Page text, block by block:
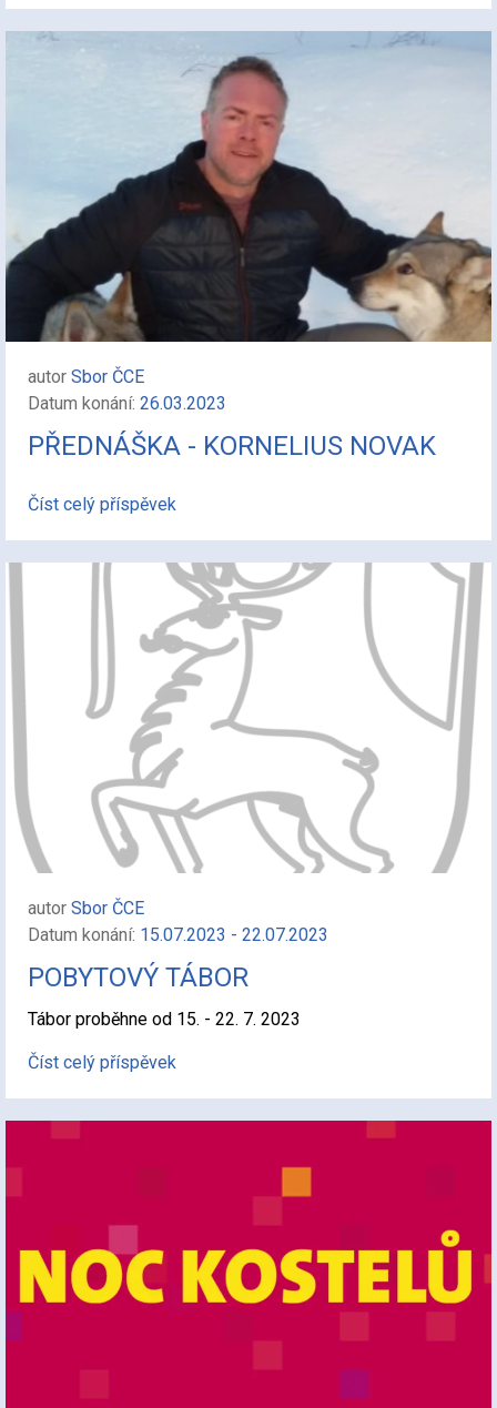
autor Sbor ČCE
Datum konání: 26.03.2023
PŘEDNÁŠKA - KORNELIUS NOVAK
Číst celý příspěvek
autor Sbor ČCE
Datum konání: 15.07.2023 - 22.07.2023
POBYTOVÝ TÁBOR
Tábor proběhne od 15. - 22. 7. 2023
Číst celý příspěvek